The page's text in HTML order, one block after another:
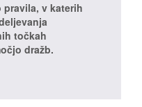
v katerih
točkah
dražb.